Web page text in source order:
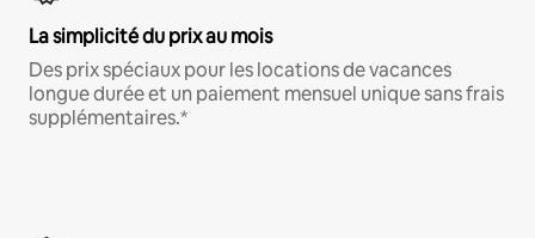
La simplicité du prix au mois
Des prix spéciaux pour les locations de vacances
longue durée et un paiement mensuel unique sans frais
supplémentaires.*